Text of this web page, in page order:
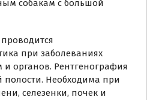
собакам с большой
при заболеваниях
и органов. Рентгенография
Необходима при
селезенки, почек и